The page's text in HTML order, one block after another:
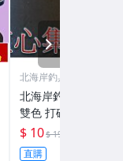
北海岸釣具
北海岸釣具 5g亮片
雙色 打破SPOON無
專攻翹嘴鱸魚鯰魚福
魚)路亞旋轉湯匙假餌
$ 10$ 19
直購